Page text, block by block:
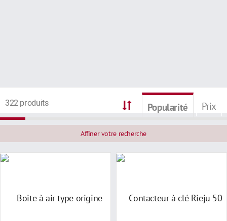
322 produits Popularité Prix
Affiner votre recherche